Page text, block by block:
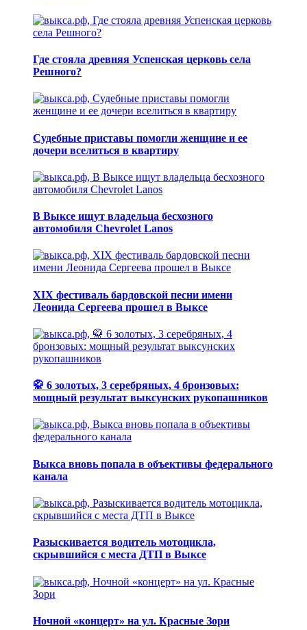
Где стояла древняя Успенская церковь села
Решного?
Судебные приставы помогли женщине и ее
дочери вселиться в квартиру
В Выксе ищут владельца бесхозного
автомобиля Chevrolet Lanos
XIX фестиваль бардовской песни имени
Леонида Сергеева прошел в Выксе
🥋 6 золотых, 3 серебряных, 4 бронзовых:
мощный результат выксунских рукопашников
Выкса вновь попала в объективы федерального
канала
Разыскивается водитель мотоцикла,
скрывшийся с места ДТП в Выксе
Ночной «концерт» на ул. Красные Зори